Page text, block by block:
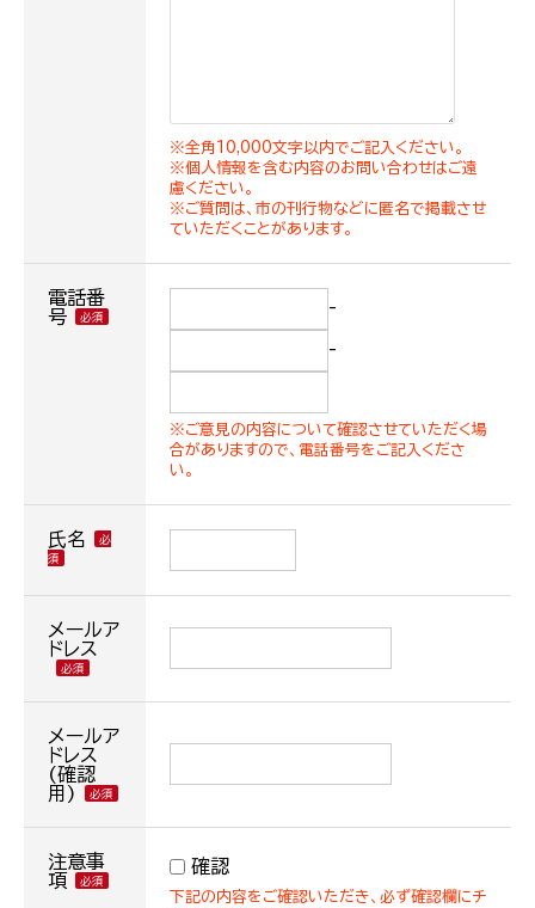
※全角10,000文字以内でご記入ください。
※個人情報を含む内容のお問い合わせはご遠
慮ください。
※ご質問は、市の刊行物などに匿名で掲載させ
ていただくことがあります。
電話番
号
-
-
※ご意見の内容について確認させていただく場
合がありますので、電話番号をご記入くださ
い。
氏名
メールア
ドレス
メールア
ドレス
(確認
用)
注意事
項
確認
下記の内容をご確認いただき、必ず確認欄にチ